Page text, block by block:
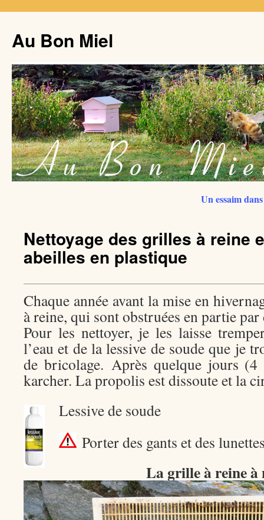
Au Bon Miel
Un essaim
Nettoyage des grilles à reine
abeilles en plastique
Chaque année avant la mise en
à reine, qui sont obstruées en partie
Pour les nettoyer, je les laisse
l’eau et de la lessive de soude que je
de bricolage. Après quelque jours
karcher. La propolis est dissoute et la
Lessive de soude
Porter des gants et des
La grille à reine à